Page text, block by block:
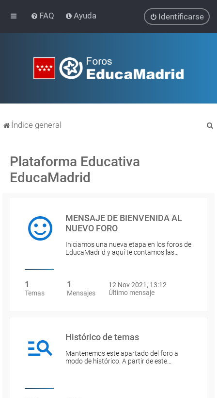
FAQ Ayuda Identificarse
Índice general
Plataforma Educativa
EducaMadrid
MENSAJE DE BIENVENIDA AL
NUEVO FORO
Iniciamos una nueva etapa en los foros de
EducaMadrid y aquí te contamos las…
1
Temas
1
Mensajes
12 Nov 2021, 13:12
Último mensaje
Histórico de temas
Mantenemos este apartado del foro a
modo de histórico. A partir de este…